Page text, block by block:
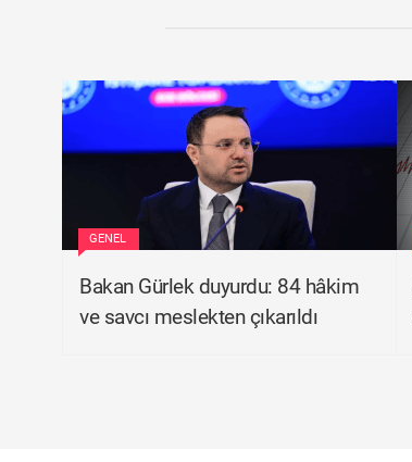
GENEL
Bakan Gürlek duyurdu: 84 hâkim
ve savcı meslekten çıkarıldı